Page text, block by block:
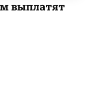
выплатят